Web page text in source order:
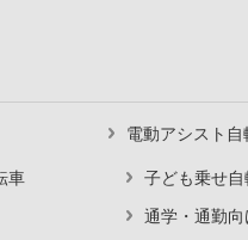
車
電動アシスト
子ども乗せ自
通学・通勤